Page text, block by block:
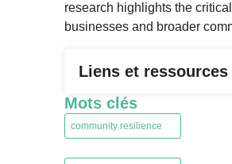
research highlights the
businesses and broader
Liens et ressources
Mots clés
community resilience